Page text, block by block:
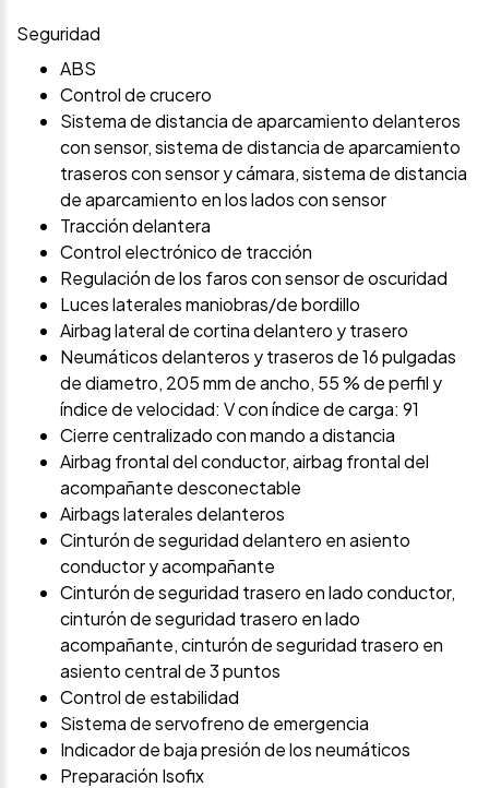
Seguridad
ABS
Control de crucero
Sistema de distancia de aparcamiento delanteros
con sensor, sistema de distancia de aparcamiento
traseros con sensor y cámara, sistema de distancia
de aparcamiento en los lados con sensor
Tracción delantera
Control electrónico de tracción
Regulación de los faros con sensor de oscuridad
Luces laterales maniobras/de bordillo
Airbag lateral de cortina delantero y trasero
Neumáticos delanteros y traseros de 16 pulgadas
de diametro, 205 mm de ancho, 55 % de perfil y
índice de velocidad: V con índice de carga: 91
Cierre centralizado con mando a distancia
Airbag frontal del conductor, airbag frontal del
acompañante desconectable
Airbags laterales delanteros
Cinturón de seguridad delantero en asiento
conductor y acompañante
Cinturón de seguridad trasero en lado conductor,
cinturón de seguridad trasero en lado
acompañante, cinturón de seguridad trasero en
asiento central de 3 puntos
Control de estabilidad
Sistema de servofreno de emergencia
Indicador de baja presión de los neumáticos
Preparación Isofix